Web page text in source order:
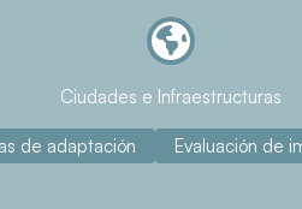
Ciudades e Infraestructuras
de adaptación Evaluación de